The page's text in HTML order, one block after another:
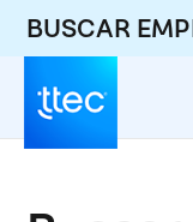
BUSCAR